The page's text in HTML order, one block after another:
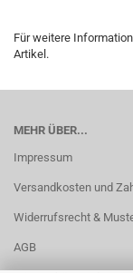
Für weitere
Artikel.
MEHR ÜBER...
Impressum
Versandkosten und
Widerrufsrecht &
AGB